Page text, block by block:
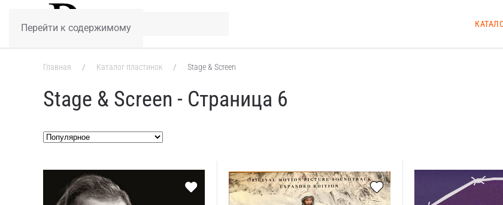
Перейти к содержимому
Главная Каталог пластинок Stage & Screen
Stage & Screen - Страница 6